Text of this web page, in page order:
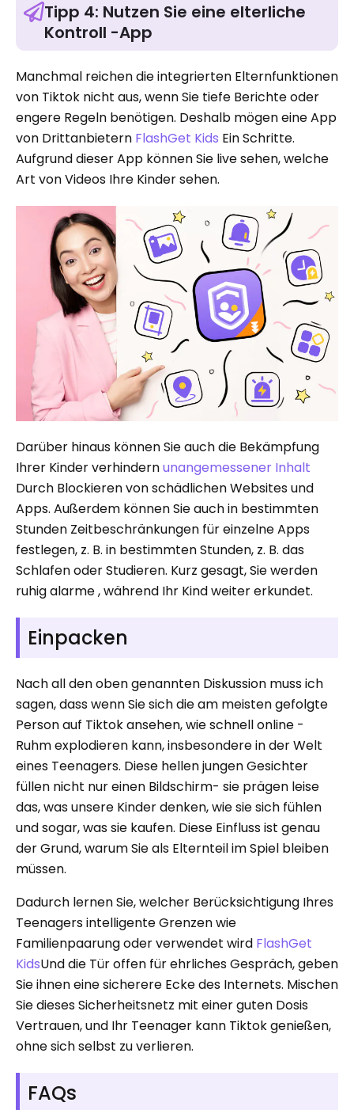
Tipp 4: Nutzen Sie eine elterliche
Kontroll -App
Manchmal reichen die integrierten Elternfunktionen
von Tiktok nicht aus, wenn Sie tiefe Berichte oder
engere Regeln benötigen. Deshalb mögen eine App
von Drittanbietern FlashGet Kids Ein Schritte.
Aufgrund dieser App können Sie live sehen, welche
Art von Videos Ihre Kinder sehen.
Darüber hinaus können Sie auch die Bekämpfung
Ihrer Kinder verhindernunangemessener Inhalt
Durch Blockieren von schädlichen Websites und
Apps. Außerdem können Sie auch in bestimmten
Stunden Zeitbeschränkungen für einzelne Apps
festlegen, z. B. in bestimmten Stunden, z. B. das
Schlafen oder Studieren. Kurz gesagt, Sie werden
ruhig alarme , während Ihr Kind weiter erkundet.
Einpacken
Nach all den oben genannten Diskussion muss ich
sagen, dass wenn Sie sich die am meisten gefolgte
Person auf Tiktok ansehen, wie schnell online -
Ruhm explodieren kann, insbesondere in der Welt
eines Teenagers. Diese hellen jungen Gesichter
füllen nicht nur einen Bildschirm- sie prägen leise
das, was unsere Kinder denken, wie sie sich fühlen
und sogar, was sie kaufen. Diese Einfluss ist genau
der Grund, warum Sie als Elternteil im Spiel bleiben
müssen.
Dadurch lernen Sie, welcher Berücksichtigung Ihres
Teenagers intelligente Grenzen wie
Familienpaarung oder verwendet wird FlashGet
KidsUnd die Tür offen für ehrliches Gespräch, geben
Sie ihnen eine sicherere Ecke des Internets. Mischen
Sie dieses Sicherheitsnetz mit einer guten Dosis
Vertrauen, und Ihr Teenager kann Tiktok genießen,
ohne sich selbst zu verlieren.
FAQs